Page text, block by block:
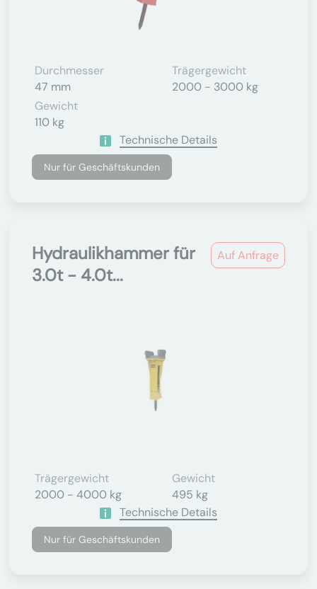
Durchmesser
47 mm
Trägergewicht
2000 - 3000 kg
Gewicht
110 kg
Technische Details
Nur für Geschäftskunden
Auf Anfrage
Hydraulikhammer für
3.0t - 4.0t...
Trägergewicht
2000 - 4000 kg
Gewicht
495 kg
Technische Details
Nur für Geschäftskunden